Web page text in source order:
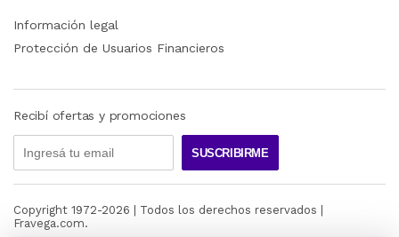
Información legal
Protección de Usuarios Financieros
Recibí ofertas y promociones
SUSCRIBIRME
Copyright 1972-2026 | Todos los derechos reservados |
Fravega.com.